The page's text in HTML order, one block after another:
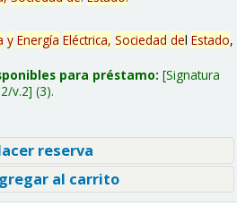
y Energía Eléctrica, Sociedad del Estado,
para préstamo: Signatura
v.2 (3).
reserva
al carrito